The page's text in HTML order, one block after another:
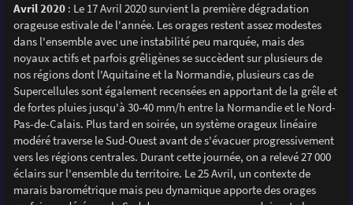
Avril 2020: Le 17 Avril 2020 survient la première dégradation
orageuse estivale de l'année. Les orages restent assez modestes
dans l'ensemble avec une instabilité peu marquée, mais des
noyaux actifs et parfois grêligènes se succèdent sur plusieurs de
nos régions dont l'Aquitaine et la Normandie, plusieurs cas de
Supercellules sont également recensées en apportant de la grêle et
de fortes pluies jusqu'à 30-40 mm/h entre la Normandie et le Nord-
Pas-de-Calais. Plus tard en soirée, un système orageux linéaire
modéré traverse le Sud-Ouest avant de s'évacuer progressivement
vers les régions centrales. Durant cette journée, on a relevé 27 000
éclairs sur l'ensemble du territoire. Le 25 Avril, un contexte de
marais barométrique mais peu dynamique apporte des orages